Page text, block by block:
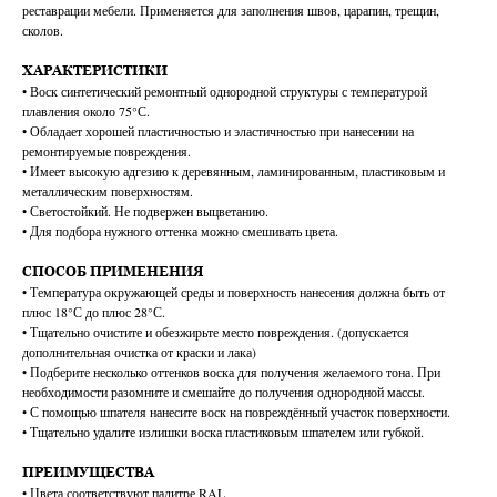
реставрации мебели. Применяется для заполнения швов, царапин, трещин,
сколов.
ХАРАКТЕРИСТИКИ
• Воск синтетический ремонтный однородной структуры с температурой
плавления около 75°С.
• Обладает хорошей пластичностью и эластичностью при нанесении на
ремонтируемые повреждения.
• Имеет высокую адгезию к деревянным, ламинированным, пластиковым и
металлическим поверхностям.
• Светостойкий. Не подвержен выцветанию.
• Для подбора нужного оттенка можно смешивать цвета.
СПОСОБ ПРИМЕНЕНИЯ
• Температура окружающей среды и поверхность нанесения должна быть от
плюс 18°С до плюс 28°С.
• Тщательно очистите и обезжирьте место повреждения. (допускается
дополнительная очистка от краски и лака)
• Подберите несколько оттенков воска для получения желаемого тона. При
необходимости разомните и смешайте до получения однородной массы.
• С помощью шпателя нанесите воск на повреждённый участок поверхности.
• Тщательно удалите излишки воска пластиковым шпателем или губкой.
ПРЕИМУЩЕСТВА
• Цвета соответствуют палитре RAL